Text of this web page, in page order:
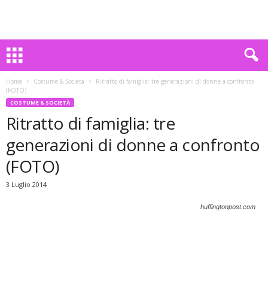
Home Costume & Società
Ritratto di famiglia: tre generazioni di donne a confronto
(FOTO)
COSTUME & SOCIETÀ
Ritratto di famiglia: tre
generazioni di donne a confronto
(FOTO)
3 Luglio 2014
huffingtonpost.com